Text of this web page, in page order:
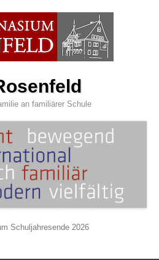
an familiärer Schule
Schuljahresende 2026